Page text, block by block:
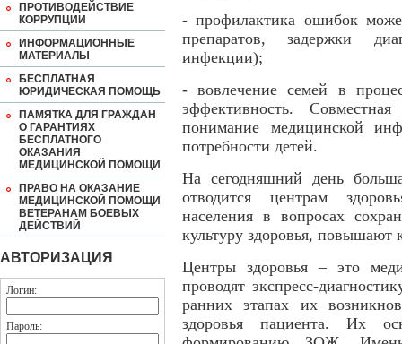
ПРОТИВОДЕЙСТВИЕ
КОРРУПЦИИ
ИНФОРМАЦИОННЫЕ
МАТЕРИАЛЫ
БЕСПЛАТНАЯ
ЮРИДИЧЕСКАЯ ПОМОЩЬ
ПАМЯТКА ДЛЯ ГРАЖДАН
О ГАРАНТИЯХ
БЕСПЛАТНОГО
ОКАЗАНИЯ
МЕДИЦИНСКОЙ ПОМОЩИ
ПРАВО НА ОКАЗАНИЕ
МЕДИЦИНСКОЙ ПОМОЩИ
ВЕТЕРАНАМ БОЕВЫХ
ДЕЙСТВИЙ
АВТОРИЗАЦИЯ
Логин:
Пароль:
- профилактика ошибок
препаратов, задержки
инфекции);
- вовлечение семей в
эффективность.
понимание медицинской
потребности детей.
На сегодняшний день
отводится центрам
населения в вопросах
культуру здоровья, повышают
Центры здоровья – это
проводят экспресс-
ранних этапах их
здоровья пациента. Их